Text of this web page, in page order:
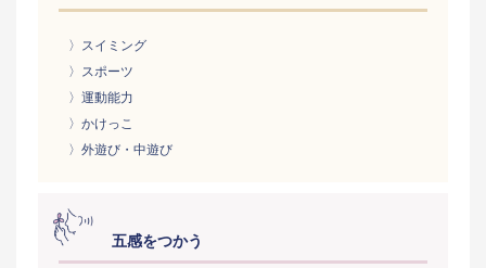
〉スイミング
〉スポーツ
〉運動能力
〉かけっこ
〉外遊び・中遊び
五感をつかう